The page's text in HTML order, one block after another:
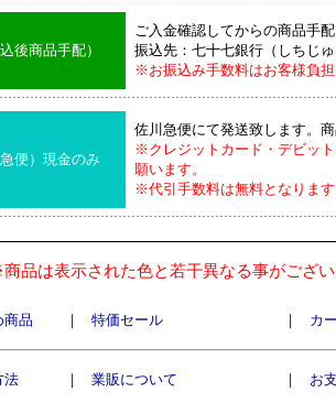
後商品手配）
ご入金確認してからの商品手配
振込先：七十七銀行（しちじ
※お振込み手数料はお客様負担
便）現金のみ
佐川急便にて発送致します。
※クレジットカード・デビッ
願います。
※代引手数料は無料となります
品は表示された色と若干異なる事がござい
商品 ｜ 特価セール ｜ カ
法 ｜ 業販について ｜ お